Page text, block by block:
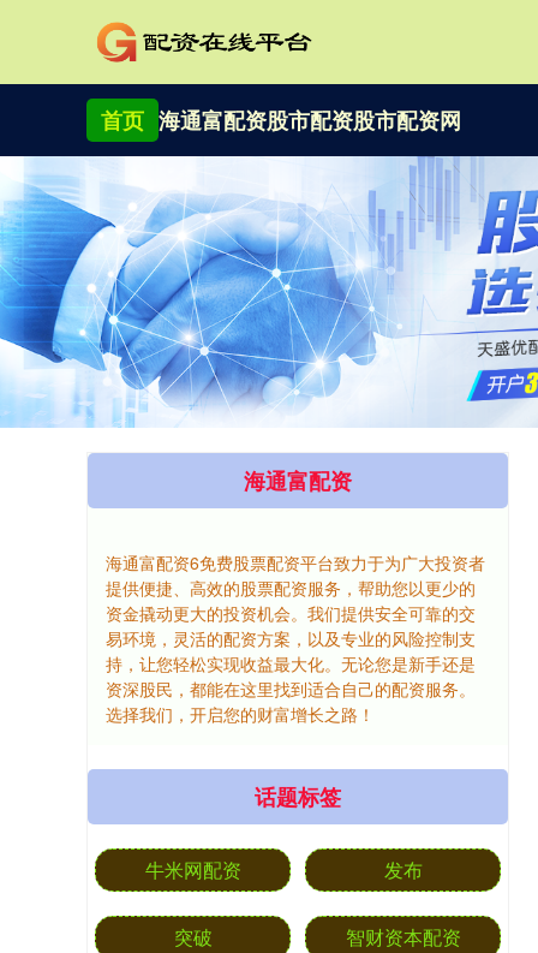
首页 海通富配资股市配资股市配资网
海通富配资
海通富配资6免费股票配资平台致力于为广大投资者
提供便捷、高效的股票配资服务，帮助您以更少的
资金撬动更大的投资机会。我们提供安全可靠的交
易环境，灵活的配资方案，以及专业的风险控制支
持，让您轻松实现收益最大化。无论您是新手还是
资深股民，都能在这里找到适合自己的配资服务。
选择我们，开启您的财富增长之路！
话题标签
牛米网配资 发布
突破 智财资本配资